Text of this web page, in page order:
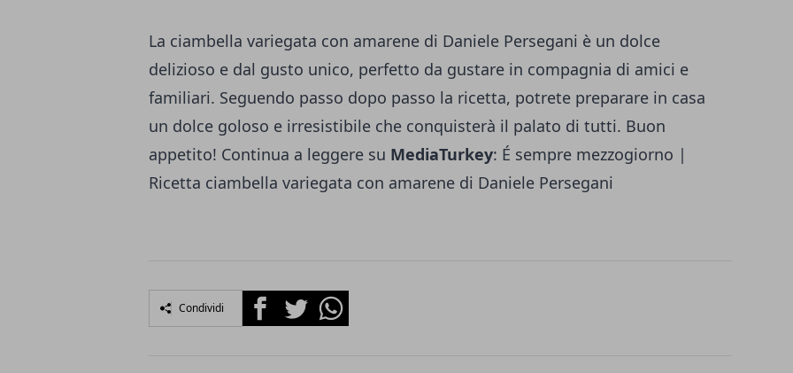
La ciambella variegata con amarene di Daniele Persegani è un dolce
delizioso e dal gusto unico, perfetto da gustare in compagnia di amici e
familiari. Seguendo passo dopo passo la ricetta, potrete preparare in casa
un dolce goloso e irresistibile che conquisterà il palato di tutti. Buon
appetito! Continua a leggere su MediaTurkey: É sempre mezzogiorno |
Ricetta ciambella variegata con amarene di Daniele Persegani
Condividi FacebookTwitterWhatsapp